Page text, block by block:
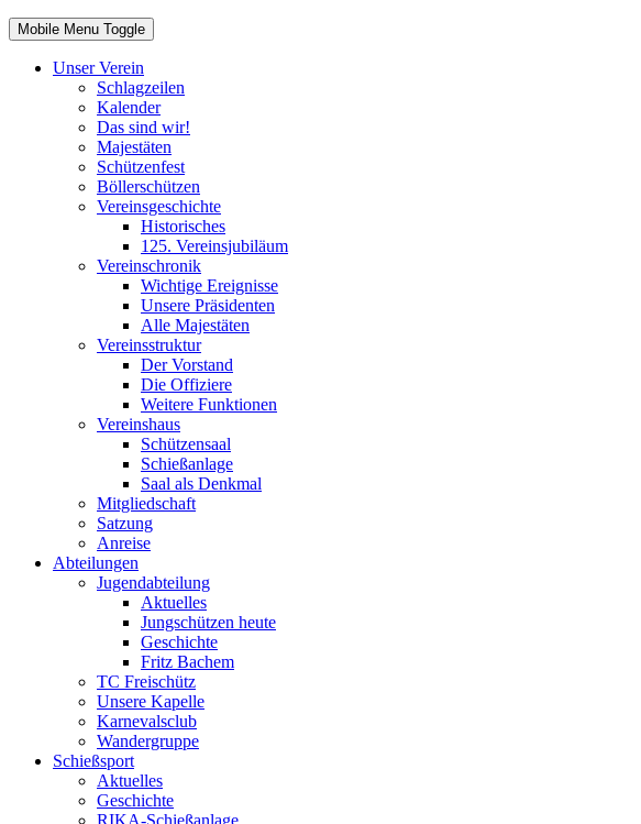
Mobile Menu Toggle
Unser Verein
Schlagzeilen
Kalender
Das sind wir!
Majestäten
Schützenfest
Böllerschützen
Vereinsgeschichte
Historisches
125. Vereinsjubiläum
Vereinschronik
Wichtige Ereignisse
Unsere Präsidenten
Alle Majestäten
Vereinsstruktur
Der Vorstand
Die Offiziere
Weitere Funktionen
Vereinshaus
Schützensaal
Schießanlage
Saal als Denkmal
Mitgliedschaft
Satzung
Anreise
Abteilungen
Jugendabteilung
Aktuelles
Jungschützen heute
Geschichte
Fritz Bachem
TC Freischütz
Unsere Kapelle
Karnevalsclub
Wandergruppe
Schießsport
Aktuelles
Geschichte
RIKA-Schießanlage